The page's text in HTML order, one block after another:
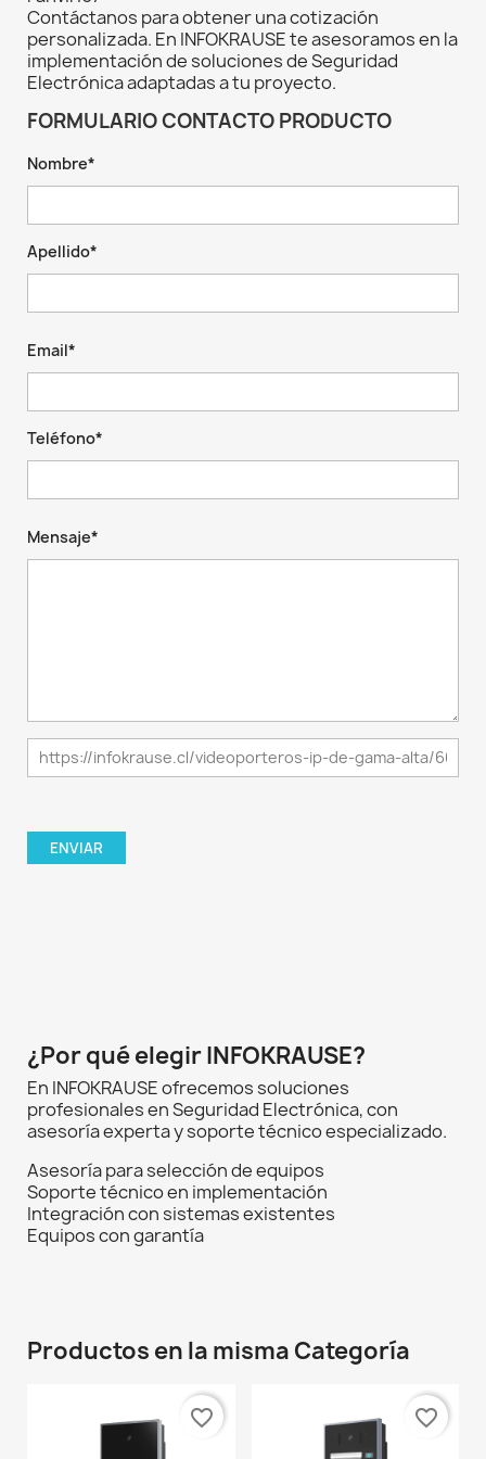
Contáctanos para obtener una cotización
personalizada. En INFOKRAUSE te asesoramos en la
implementación de soluciones de Seguridad
Electrónica adaptadas a tu proyecto.
FORMULARIO CONTACTO PRODUCTO
Nombre*
Apellido*
Email*
Teléfono*
Mensaje*
¿Por qué elegir INFOKRAUSE?
En INFOKRAUSE ofrecemos soluciones
profesionales en Seguridad Electrónica, con
asesoría experta y soporte técnico especializado.
Asesoría para selección de equipos
Soporte técnico en implementación
Integración con sistemas existentes
Equipos con garantía
Productos en la misma Categoría
favorite_border favorite_border